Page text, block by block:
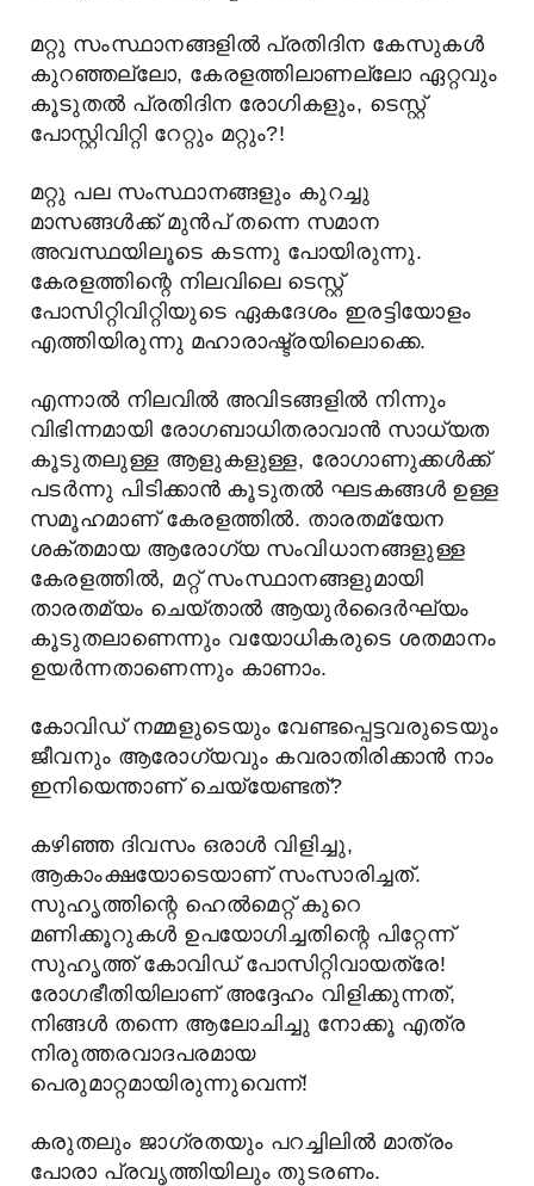
മറ്റു സംസ്ഥാനങ്ങളിൽ പ്രതിദിന കേസുകൾ
കുറഞ്ഞല്ലോ, കേരളത്തിലാണല്ലോ ഏറ്റവും
കൂടുതൽ പ്രതിദിന രോഗികളും, ടെസ്റ്റ്
പോസ്റ്റിവിറ്റി റേറ്റും മറ്റും?!
മറ്റു പല സംസ്ഥാനങ്ങളും കുറച്ചു
മാസങ്ങൾക്ക് മുൻപ് തന്നെ സമാന
അവസ്ഥയിലൂടെ കടന്നു പോയിരുന്നു.
കേരളത്തിന്റെ നിലവിലെ ടെസ്റ്റ്
പോസിറ്റിവിറ്റിയുടെ ഏകദേശം ഇരട്ടിയോളം
എത്തിയിരുന്നു മഹാരാഷ്ട്രയിലൊക്കെ.
എന്നാൽ നിലവിൽ അവിടങ്ങളിൽ നിന്നും
വിഭിന്നമായി രോഗബാധിതരാവാൻ സാധ്യത
കൂടുതലുള്ള ആളുകളുള്ള, രോഗാണുക്കൾക്ക്
പടർന്നു പിടിക്കാൻ കൂടുതൽ ഘടകങ്ങൾ ഉള്ള
സമൂഹമാണ് കേരളത്തിൽ. താരതമ്യേന
ശക്തമായ ആരോഗ്യ സംവിധാനങ്ങളുള്ള
കേരളത്തിൽ, മറ്റ് സംസ്ഥാനങ്ങളുമായി
താരതമ്യം ചെയ്താൽ ആയുർദൈർഘ്യം
കൂടുതലാണെന്നും വയോധികരുടെ ശതമാനം
ഉയർന്നതാണെന്നും കാണാം.
കോവിഡ് നമ്മളുടെയും വേണ്ടപ്പെട്ടവരുടെയും
ജീവനും ആരോഗ്യവും കവരാതിരിക്കാൻ നാം
ഇനിയെന്താണ് ചെയ്യേണ്ടത്?
കഴിഞ്ഞ ദിവസം ഒരാൾ വിളിച്ചു,
ആകാംക്ഷയോടെയാണ് സംസാരിച്ചത്.
സുഹൃത്തിന്റെ ഹെൽമെറ്റ് കുറെ
മണിക്കൂറുകൾ ഉപയോഗിച്ചതിന്റെ പിറ്റേന്ന്
സുഹൃത്ത് കോവിഡ് പോസിറ്റിവായത്രേ!
രോഗഭീതിയിലാണ് അദ്ദേഹം വിളിക്കുന്നത്,
നിങ്ങൾ തന്നെ ആലോചിച്ചു നോക്കൂ എത്ര
നിരുത്തരവാദപരമായ
പെരുമാറ്റമായിരുന്നുവെന്ന്!
കരുതലും ജാഗ്രതയും പറച്ചിലിൽ മാത്രം
പോരാ പ്രവൃത്തിയിലും തുടരണം.